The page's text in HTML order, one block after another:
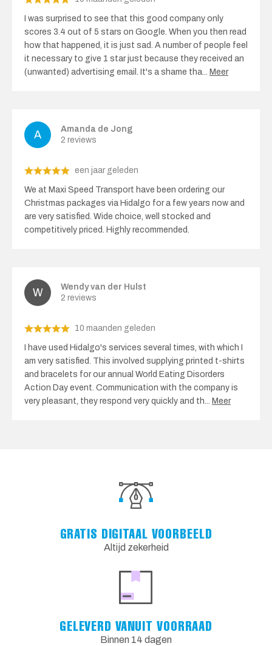
I was surprised to see that this good company only
scores 3.4 out of 5 stars on Google. When you then read
how that happened, it is just sad. A number of people feel
it necessary to give 1 star just because they received an
(unwanted) advertising email. It's a shame tha... Meer
Amanda de Jong
2 reviews
een jaar geleden
We at Maxi Speed ​​Transport have been ordering our
Christmas packages via Hidalgo for a few years now and
are very satisfied. Wide choice, well stocked and
competitively priced. Highly recommended.
Wendy van der Hulst
2 reviews
10 maanden geleden
I have used Hidalgo's services several times, with which I
am very satisfied. This involved supplying printed t-shirts
and bracelets for our annual World Eating Disorders
Action Day event. Communication with the company is
very pleasant, they respond very quickly and th... Meer
GRATIS DIGITAAL VOORBEELD
Altijd zekerheid
GELEVERD VANUIT VOORRAAD
Binnen 14 dagen